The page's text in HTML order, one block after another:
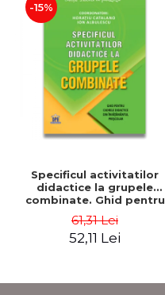
-15%
Specificul activitatilor
didactice la grupele
combinate. Ghid pentru
invatamantul prescolar -
Horatiu Catalano, Ion
61,31 Lei
52,11 Lei